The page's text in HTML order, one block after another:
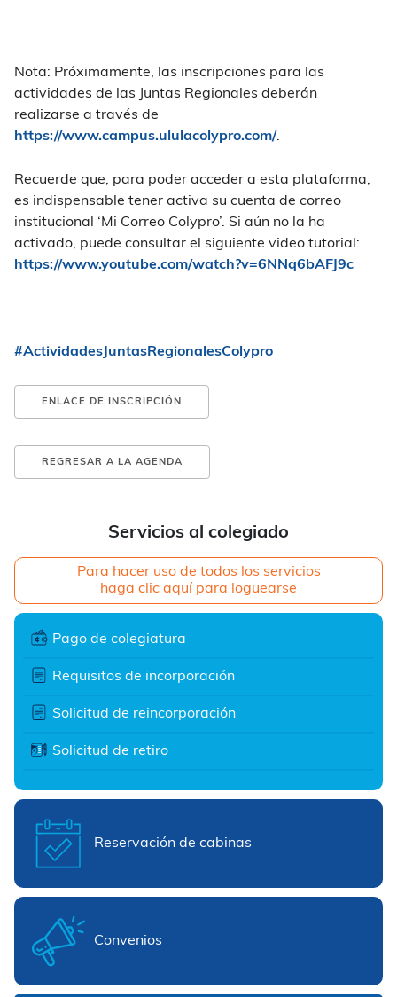
Servicios al colegiado
Para hacer uso de todos los servicios
haga clic aquí para loguearse
Pago de colegiatura
Requisitos de incorporación
Solicitud de reincorporación
Solicitud de retiro
Reservación de cabinas
Convenios
Nota: Próximamente, las inscripciones para las
actividades de las Juntas Regionales deberán
realizarse a través de
https://www.campus.ululacolypro.com/.
Recuerde que, para poder acceder a esta plataforma,
es indispensable tener activa su cuenta de correo
institucional ‘Mi Correo Colypro’. Si aún no la ha
activado, puede consultar el siguiente video tutorial:
https://www.youtube.com/watch?v=6NNq6bAFJ9c
#ActividadesJuntasRegionalesColypro
ENLACE DE INSCRIPCIÓN
REGRESAR A LA AGENDA